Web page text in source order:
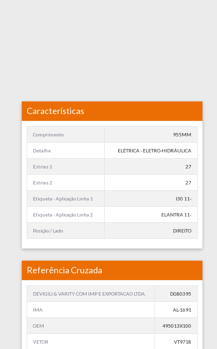
Características
Comprimento 955MM
Detalhe ELÉTRICA - ELETRO-HIDRÁULICA
Estrias 1 27
Estrias 2 27
Etiqueta - Aplicação Linha 1 I30 11-
Etiqueta - Aplicação Linha 2 ELANTRA 11-
Posição / Lado DIREITO
Referência Cruzada
DEVIGILI & VARITY COM IMP E EXPORTACAO LTDA. DG80395
IMA AL-1691
OEM 495013X100
VETOR VT9718